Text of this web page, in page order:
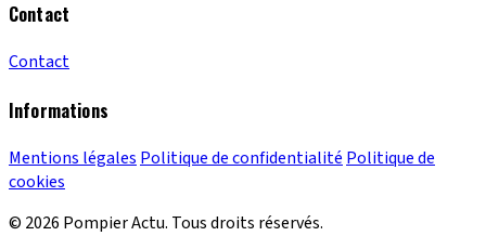
Contact
Contact
Informations
Mentions légales Politique de confidentialité Politique de
cookies
© 2026 Pompier Actu. Tous droits réservés.